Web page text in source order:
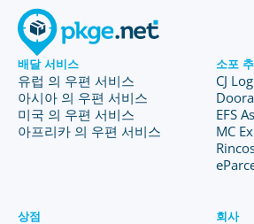
배달 서비스
유럽 의 우편 서비스
아시아 의 우편 서비스
미국 의 우편 서비스
아프리카 의 우편 서비스
소포
CJ
Doora
EFS
MC
상점 회사